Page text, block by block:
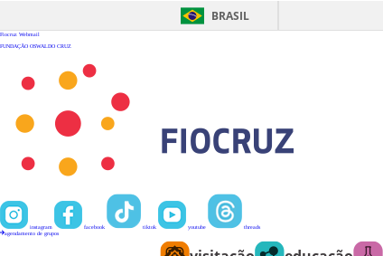
BRASIL
Fiocruz Webmail
FUNDAÇÃO OSWALDO CRUZ
instagram facebook tiktok youtube
threads
agendamento de grupos